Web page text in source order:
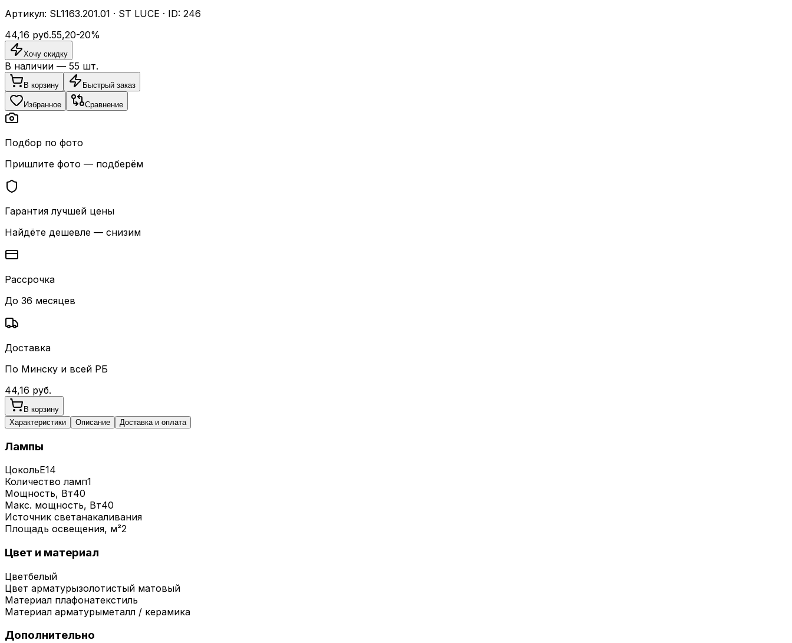
Артикул: SL1163.201.01 · ST LUCE · ID: 246
44,16 руб.55,20-20%
Хочу скидку
В наличии — 55 шт.
В корзину Быстрый заказ
Избранное Сравнение
Подбор по фото
Пришлите фото — подберём
Гарантия лучшей цены
Найдёте дешевле — снизим
Рассрочка
До 36 месяцев
Доставка
По Минску и всей РБ
44,16 руб.
В корзину
Характеристики
Описание Доставка и оплата
Лампы
ЦокольE14
Количество ламп1
Мощность, Вт40
Макс. мощность, Вт40
Источник светанакаливания
Площадь освещения, м²2
Цвет и материал
Цветбелый
Цвет арматурызолотистый матовый
Материал плафонатекстиль
Материал арматурыметалл / керамика
Дополнительно